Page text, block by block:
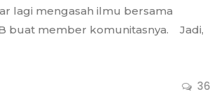
36
lagi mengasah ilmu bersama
buat member komunitasnya. Jadi,